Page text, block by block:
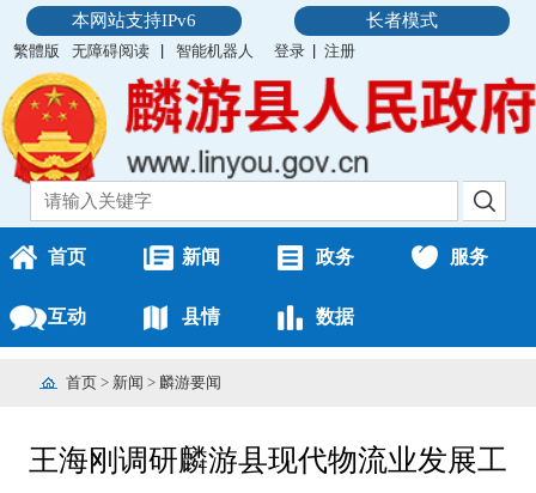
本网站支持IPv6 长者模式
繁體版 无障碍阅读 智能机器人 登录 注册
首页 新闻 政务 服务
互动 县情 数据
首页 > 新闻 > 麟游要闻
王海刚调研麟游县现代物流业发展工